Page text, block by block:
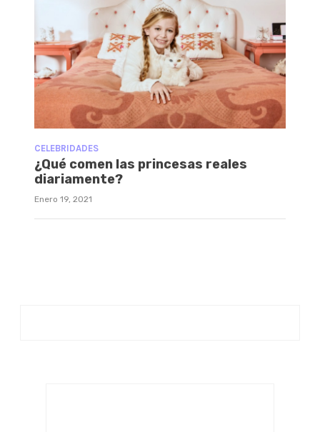
CELEBRIDADES
¿Qué comen las princesas reales
diariamente?
Enero 19, 2021